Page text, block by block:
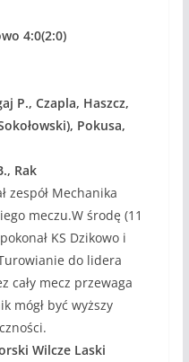
4:0(2:0)
P., Czapla, Haszcz,
Pokusa,
Rak
zespół Mechanika
meczu.W środę (11
KS Dzikowo i
do lidera
cały mecz przewaga
mógł być wyższy
Wilcze Laski